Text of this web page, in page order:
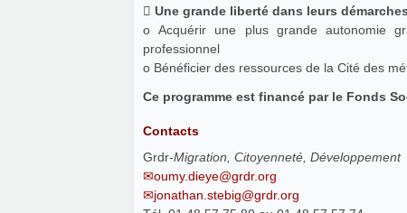
 Une grande liberté dans leurs
o Acquérir une plus grande autonomie
professionnel
o Bénéficier des ressources de la Cité des
Ce programme est financé par le Fonds
Contacts
Grdr-Migration, Citoyenneté, Développement
oumy.dieye@grdr.org
jonathan.stebig@grdr.org